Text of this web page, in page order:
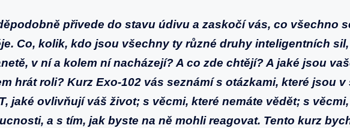
přivede do stavu údivu a zaskočí vás, co všechno
Co, kolik, kdo jsou všechny ty různé druhy inteligentních
v ní a kolem ní nacházejí? A co zde chtějí? A jaké jsou
hrát roli? Kurz Exo-102 vás seznámí s otázkami, které jsou v
jaké ovlivňují váš život; s věcmi, které nemáte vědět; s věcmi,
a s tím, jak byste na ně mohli reagovat. Tento kurz